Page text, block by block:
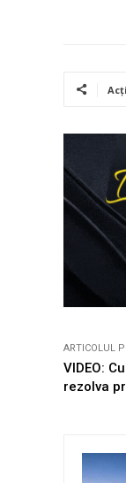
ARTICOLUL
VIDEO:
rezolva